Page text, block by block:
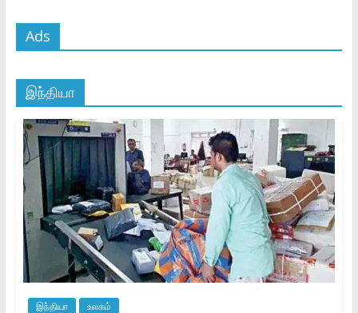
Ads
இந்தியா
இந்தியா உலகம்